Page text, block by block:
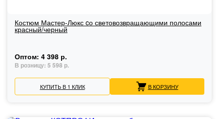
Костюм Мастер-Люкс cо световозвращающими полосами
красный/черный
Оптом: 4 398 р.
В розницу: 5 598 р.
КУПИТЬ В 1 КЛИК В КОРЗИНУ